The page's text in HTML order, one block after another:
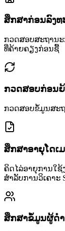
ສຶກສາກ່ອນລົງທ
ກວດສອບສະຖານ
ທີ່ຄ້າຍຄຽງກ່ອນຊື້
ກວດສອບກ່ອນຍ້
ກວດສອບຂໍ້ມູນສະ
ສຶກສາອາຍຸໂດເ
ຄິດໄລ່ອາຍຸການໃຊ້
ສຳລັບການວິເຄາະ
ສຶກສາຂໍ້ມູນຜູ້ດຳ